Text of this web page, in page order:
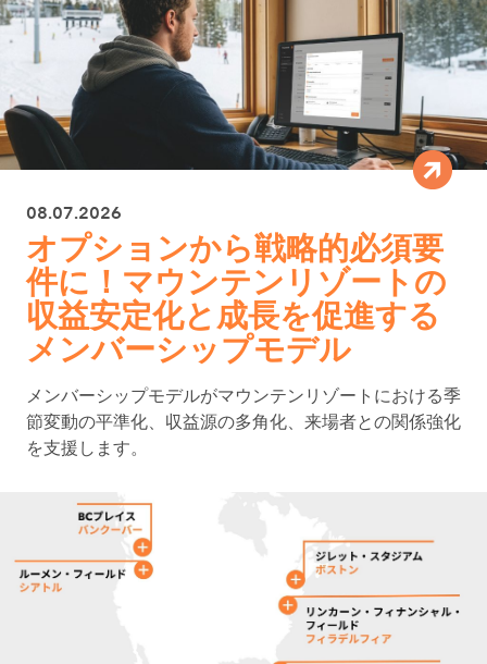
08.07.2026
オプションから戦略的必須要
件に！マウンテンリゾートの
収益安定化と成長を促進する
メンバーシップモデル
メンバーシップモデルがマウンテンリゾートにおける季
節変動の平準化、収益源の多角化、来場者との関係強化
を支援します。